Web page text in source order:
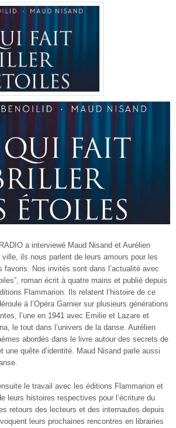
a interviewé Maud Nisand et Aurélien
ils nous parlent de leurs amours pour les
favoris. Nos invités sont dans l’actualité avec
roman écrit à quatre mains et publié depuis
Flammarion. Ils relatent l’histoire de ce
à l’Opéra Garnier sur plusieurs générations
l’une en 1941 avec Emilie et Lazare et
le tout dans l’univers de la danse. Aurélien
abordés dans le livre autour des secrets de
une quête d’identité. Maud Nisand parle aussi
le travail avec les éditions Flammarion et
leurs histoires respectives pour l’écriture du
retours des lecteurs et des internautes depuis
leurs prochaines rencontres en librairies